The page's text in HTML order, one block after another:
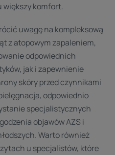
większy komfort.
uwagę na kompleksową
z atopowym zapaleniem,
odpowiednich
jak i zapewnienie
skóry przed czynnikami
odpowiednio
specjalistycznych
objawów AZS i
Warto również
u specjalistów, które